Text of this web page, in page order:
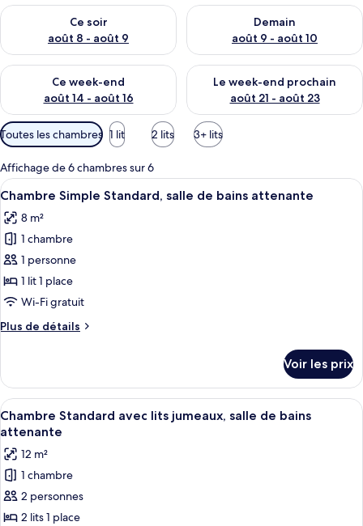
Ce soir
août 8 - août 9
Vérifier la disponibilité pour ce soir août 8 - août 9
Demain
août 9 - août 10
Vérifier la disponibilité pour
Ce week-end
août 14 - août 16
Vérifier la disponibilité pour ce week-end août 14 - août 16
Le week-end prochain
août 21 - août 23
Vérifier la disponibilité pour
Filtres
disponibles
pour
les
chambres
Toutes les chambres 1 lit 2 lits 3+ lits
Affichage de 6 chambres sur 6
Afficher
toutes
les
photos
pour
ce
type
chambre :
Standard,
salle
de
bains
attenante
Une chambre d’hôtel avec un lit,
13
Chambre Simple Standard, salle de bains attenante
8 m²
1 chambre
1 personne
1 lit 1 place
Wi-Fi gratuit
Plus de détails
Plus
le
type
de
chambre
Simple
Standard,
salle
de
bains
Voir les prix
Afficher
toutes
les
photos
pour
ce
type
Une chambre d’hôtel avec deux
10
Chambre Standard avec lits jumeaux, salle de bains
attenante
12 m²
1 chambre
2 personnes
2 lits 1 place